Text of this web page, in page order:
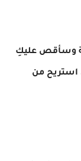
وسأقص عليكِ
من